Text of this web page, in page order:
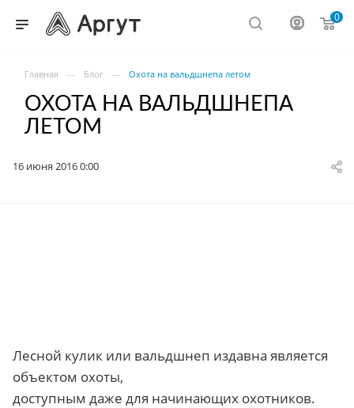
0
Главная — Блог — Охота на вальдшнепа летом
ОХОТА НА ВАЛЬДШНЕПА
ЛЕТОМ
16 июня 2016 0:00
Лесной кулик или вальдшнеп издавна является
объектом охоты,
доступным даже для начинающих охотников.